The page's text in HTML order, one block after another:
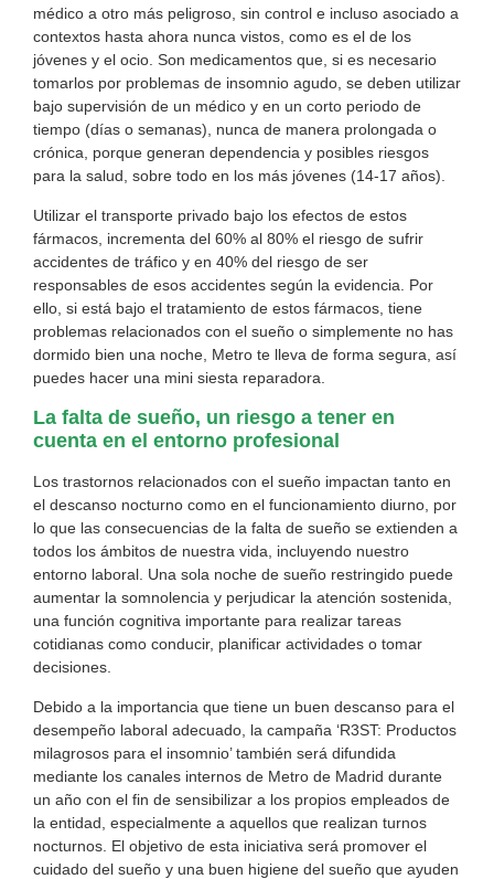
médico a otro más peligroso, sin control e incluso asociado a
contextos hasta ahora nunca vistos, como es el de los
jóvenes y el ocio. Son medicamentos que, si es necesario
tomarlos por problemas de insomnio agudo, se deben utilizar
bajo supervisión de un médico y en un corto periodo de
tiempo (días o semanas), nunca de manera prolongada o
crónica, porque generan dependencia y posibles riesgos
para la salud, sobre todo en los más jóvenes (14-17 años).
Utilizar el transporte privado bajo los efectos de estos
fármacos, incrementa del 60% al 80% el riesgo de sufrir
accidentes de tráfico y en 40% del riesgo de ser
responsables de esos accidentes según la evidencia. Por
ello, si está bajo el tratamiento de estos fármacos, tiene
problemas relacionados con el sueño o simplemente no has
dormido bien una noche, Metro te lleva de forma segura, así
puedes hacer una mini siesta reparadora.
La falta de sueño, un riesgo a tener en
cuenta en el entorno profesional
Los trastornos relacionados con el sueño impactan tanto en
el descanso nocturno como en el funcionamiento diurno, por
lo que las consecuencias de la falta de sueño se extienden a
todos los ámbitos de nuestra vida, incluyendo nuestro
entorno laboral. Una sola noche de sueño restringido puede
aumentar la somnolencia y perjudicar la atención sostenida,
una función cognitiva importante para realizar tareas
cotidianas como conducir, planificar actividades o tomar
decisiones.
Debido a la importancia que tiene un buen descanso para el
desempeño laboral adecuado, la campaña ‘R3ST: Productos
milagrosos para el insomnio’ también será difundida
mediante los canales internos de Metro de Madrid durante
un año con el fin de sensibilizar a los propios empleados de
la entidad, especialmente a aquellos que realizan turnos
nocturnos. El objetivo de esta iniciativa será promover el
cuidado del sueño y una buen higiene del sueño que ayuden